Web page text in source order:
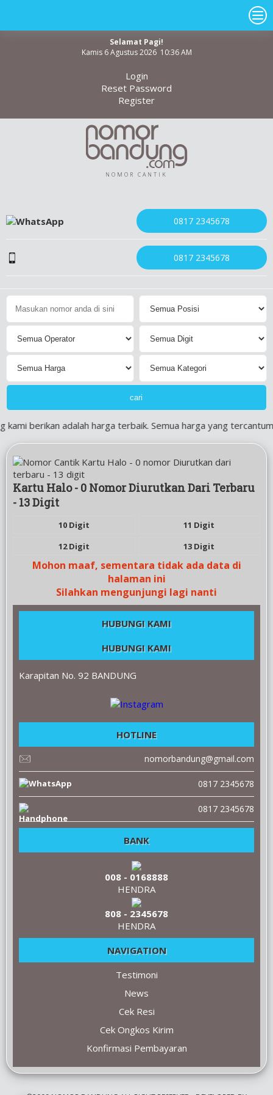
Selamat Pagi!
Kamis 6 Agustus 2026 10:36 AM
Login
Reset Password
Register
NOMOR CANTIK
0817 2345678
0817 2345678
kami berikan adalah harga terbaik. Semua harga yang
Kartu Halo - 0 Nomor Diurutkan Dari Terbaru
- 13 Digit
10 Digit
11 Digit
12 Digit
13 Digit
Mohon maaf, sementara tidak ada data di
halaman ini
Silahkan mengunjungi lagi nanti
HUBUNGI KAMI
HUBUNGI KAMI
Karapitan No. 92 BANDUNG
HOTLINE
nomorbandung@gmail.com
0817 2345678
0817 2345678
BANK
008 - 0168888
HENDRA
808 - 2345678
HENDRA
NAVIGATION
Testimoni
News
Cek Resi
Cek Ongkos Kirim
Konfirmasi Pembayaran